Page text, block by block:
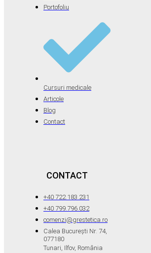
Portofoliu
Cursuri medicale
Articole
Blog
Contact
CONTACT
+40 722.183.231
+40 799.796.032
comenzi@grestetica.ro
Calea București Nr. 74,
077180
Tunari, Ilfov, România